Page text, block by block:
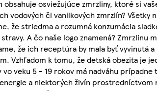
osviežujúce zmrzliny, ktoré si
vodových či vanilkových zmrzlín? Všetky
že striedma a rozumná konzumácia
A čo naše logo znamená?
že ich receptúra by mala byť vyvinutá
Vzhľadom k tomu, že detská obezita je
veku 5 - 19 rokov má nadváhu
a niektorých živín prostredníctvom